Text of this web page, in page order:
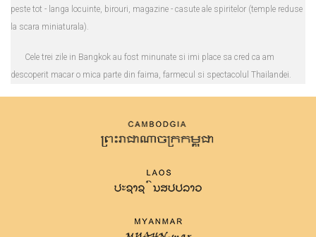
peste tot - langa locuinte, birouri, magazine - casute ale spiritelor (temple reduse
la scara miniaturala).
Cele trei zile in Bangkok au fost minunate si imi place sa cred ca am
descoperit macar o mica parte din faima, farmecul si spectacolul Thailandei.